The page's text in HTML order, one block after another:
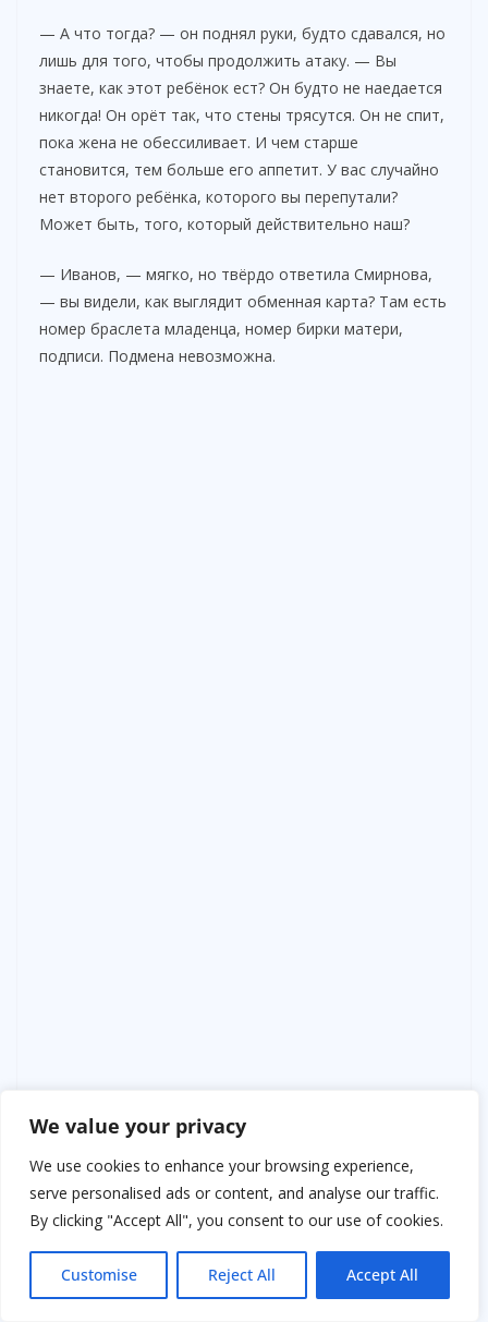
We value your privacy
We use cookies to enhance your browsing experience,
serve personalised ads or content, and analyse our traffic.
By clicking "Accept All", you consent to our use of cookies.
Customise Reject All Accept All
— А что тогда? — он поднял руки, будто сдавался, но
лишь для того, чтобы продолжить атаку. — Вы
знаете, как этот ребёнок ест? Он будто не наедается
никогда! Он орёт так, что стены трясутся. Он не спит,
пока жена не обессиливает. И чем старше
становится, тем больше его аппетит. У вас случайно
нет второго ребёнка, которого вы перепутали?
Может быть, того, который действительно наш?
— Иванов, — мягко, но твёрдо ответила Смирнова,
— вы видели, как выглядит обменная карта? Там есть
номер браслета младенца, номер бирки матери,
подписи. Подмена невозможна.
— Ничего невозможного нет! — резко возразил он.
— Кроме того, — продолжила она, не повышая тон,
— я очень хорошо помню вашу супругу. Она была
спокойной, внимательной к каждому слову, но
переживала, что муж будет чрезмерно критичен. Она
просила меня объяснить вам, что младенцы бывают
разные.